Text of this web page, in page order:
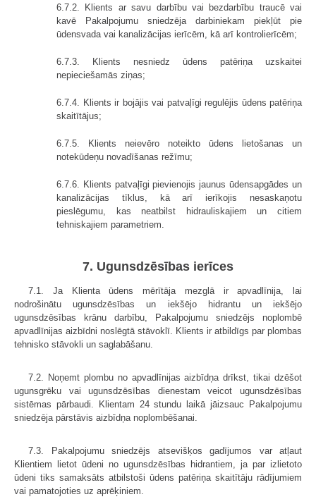
6.7.2. Klients ar savu darbību vai bezdarbību traucē vai
kavē Pakalpojumu sniedzēja darbiniekam piekļūt pie
ūdensvada vai kanalizācijas ierīcēm, kā arī kontrolierīcēm;
6.7.3. Klients nesniedz ūdens patēriņa uzskaitei
nepieciešamās ziņas;
6.7.4. Klients ir bojājis vai patvaļīgi regulējis ūdens patēriņa
skaitītājus;
6.7.5. Klients neievēro noteikto ūdens lietošanas un
notekūdeņu novadīšanas režīmu;
6.7.6. Klients patvaļīgi pievienojis jaunus ūdensapgādes un
kanalizācijas tīklus, kā arī ierīkojis nesaskaņotu
pieslēgumu, kas neatbilst hidrauliskajiem un citiem
tehniskajiem parametriem.
7. Ugunsdzēsības ierīces
7.1. Ja Klienta ūdens mērītāja mezglā ir apvadlīnija, lai
nodrošinātu ugunsdzēsības un iekšējo hidrantu un iekšējo
ugunsdzēsības krānu darbību, Pakalpojumu sniedzējs noplombē
apvadlīnijas aizbīdni noslēgtā stāvoklī. Klients ir atbildīgs par plombas
tehnisko stāvokli un saglabāšanu.
7.2. Noņemt plombu no apvadlīnijas aizbīdņa drīkst, tikai dzēšot
ugunsgrēku vai ugunsdzēsības dienestam veicot ugunsdzēsības
sistēmas pārbaudi. Klientam 24 stundu laikā jāizsauc Pakalpojumu
sniedzēja pārstāvis aizbīdņa noplombēšanai.
7.3. Pakalpojumu sniedzējs atsevišķos gadījumos var atļaut
Klientiem lietot ūdeni no ugunsdzēsības hidrantiem, ja par izlietoto
ūdeni tiks samaksāts atbilstoši ūdens patēriņa skaitītāju rādījumiem
vai pamatojoties uz aprēķiniem.